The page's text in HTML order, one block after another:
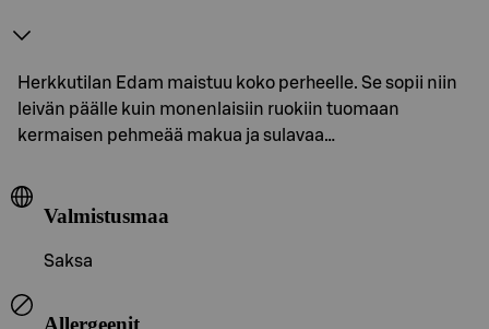
Herkkutilan Edam maistuu koko perheelle. Se sopii niin
leivän päälle kuin monenlaisiin ruokiin tuomaan
kermaisen pehmeää makua ja sulavaa…
Valmistusmaa
Saksa
Allergeenit